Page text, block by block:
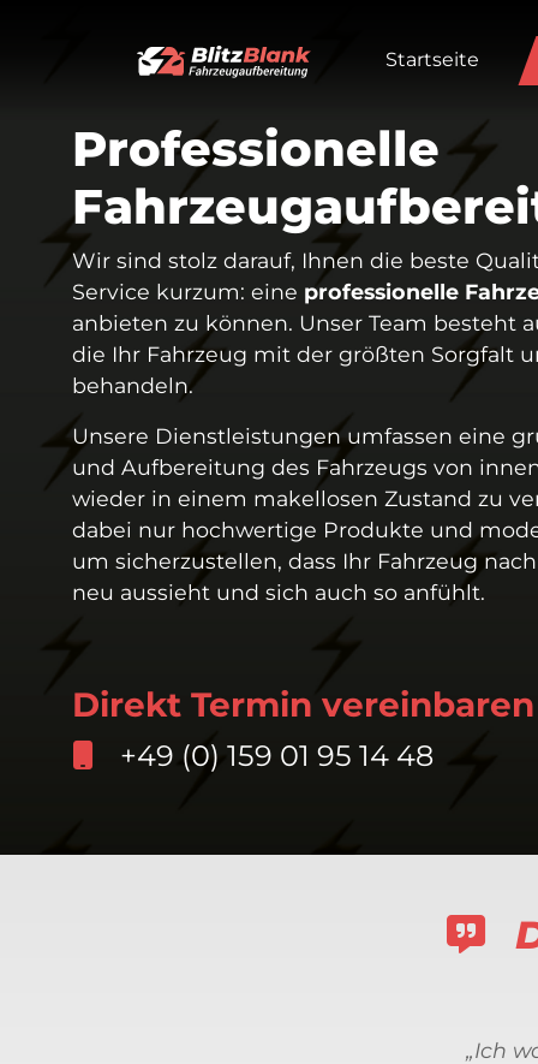
Startseite
Professionelle
Wir sind stolz darauf, Ihnen die beste
Service kurzum: eine professionelle
anbieten zu können. Unser Team besteht
die Ihr Fahrzeug mit der größten Sorgfalt
behandeln.
Unsere Dienstleistungen umfassen eine
und Aufbereitung des Fahrzeugs von
wieder in einem makellosen Zustand zu
dabei nur hochwertige Produkte und
um sicherzustellen, dass Ihr Fahrzeug
neu aussieht und sich auch so anfühlt.
Direkt Termin vereinbaren
+49 (0) 159 01 95 14 48
„Ich